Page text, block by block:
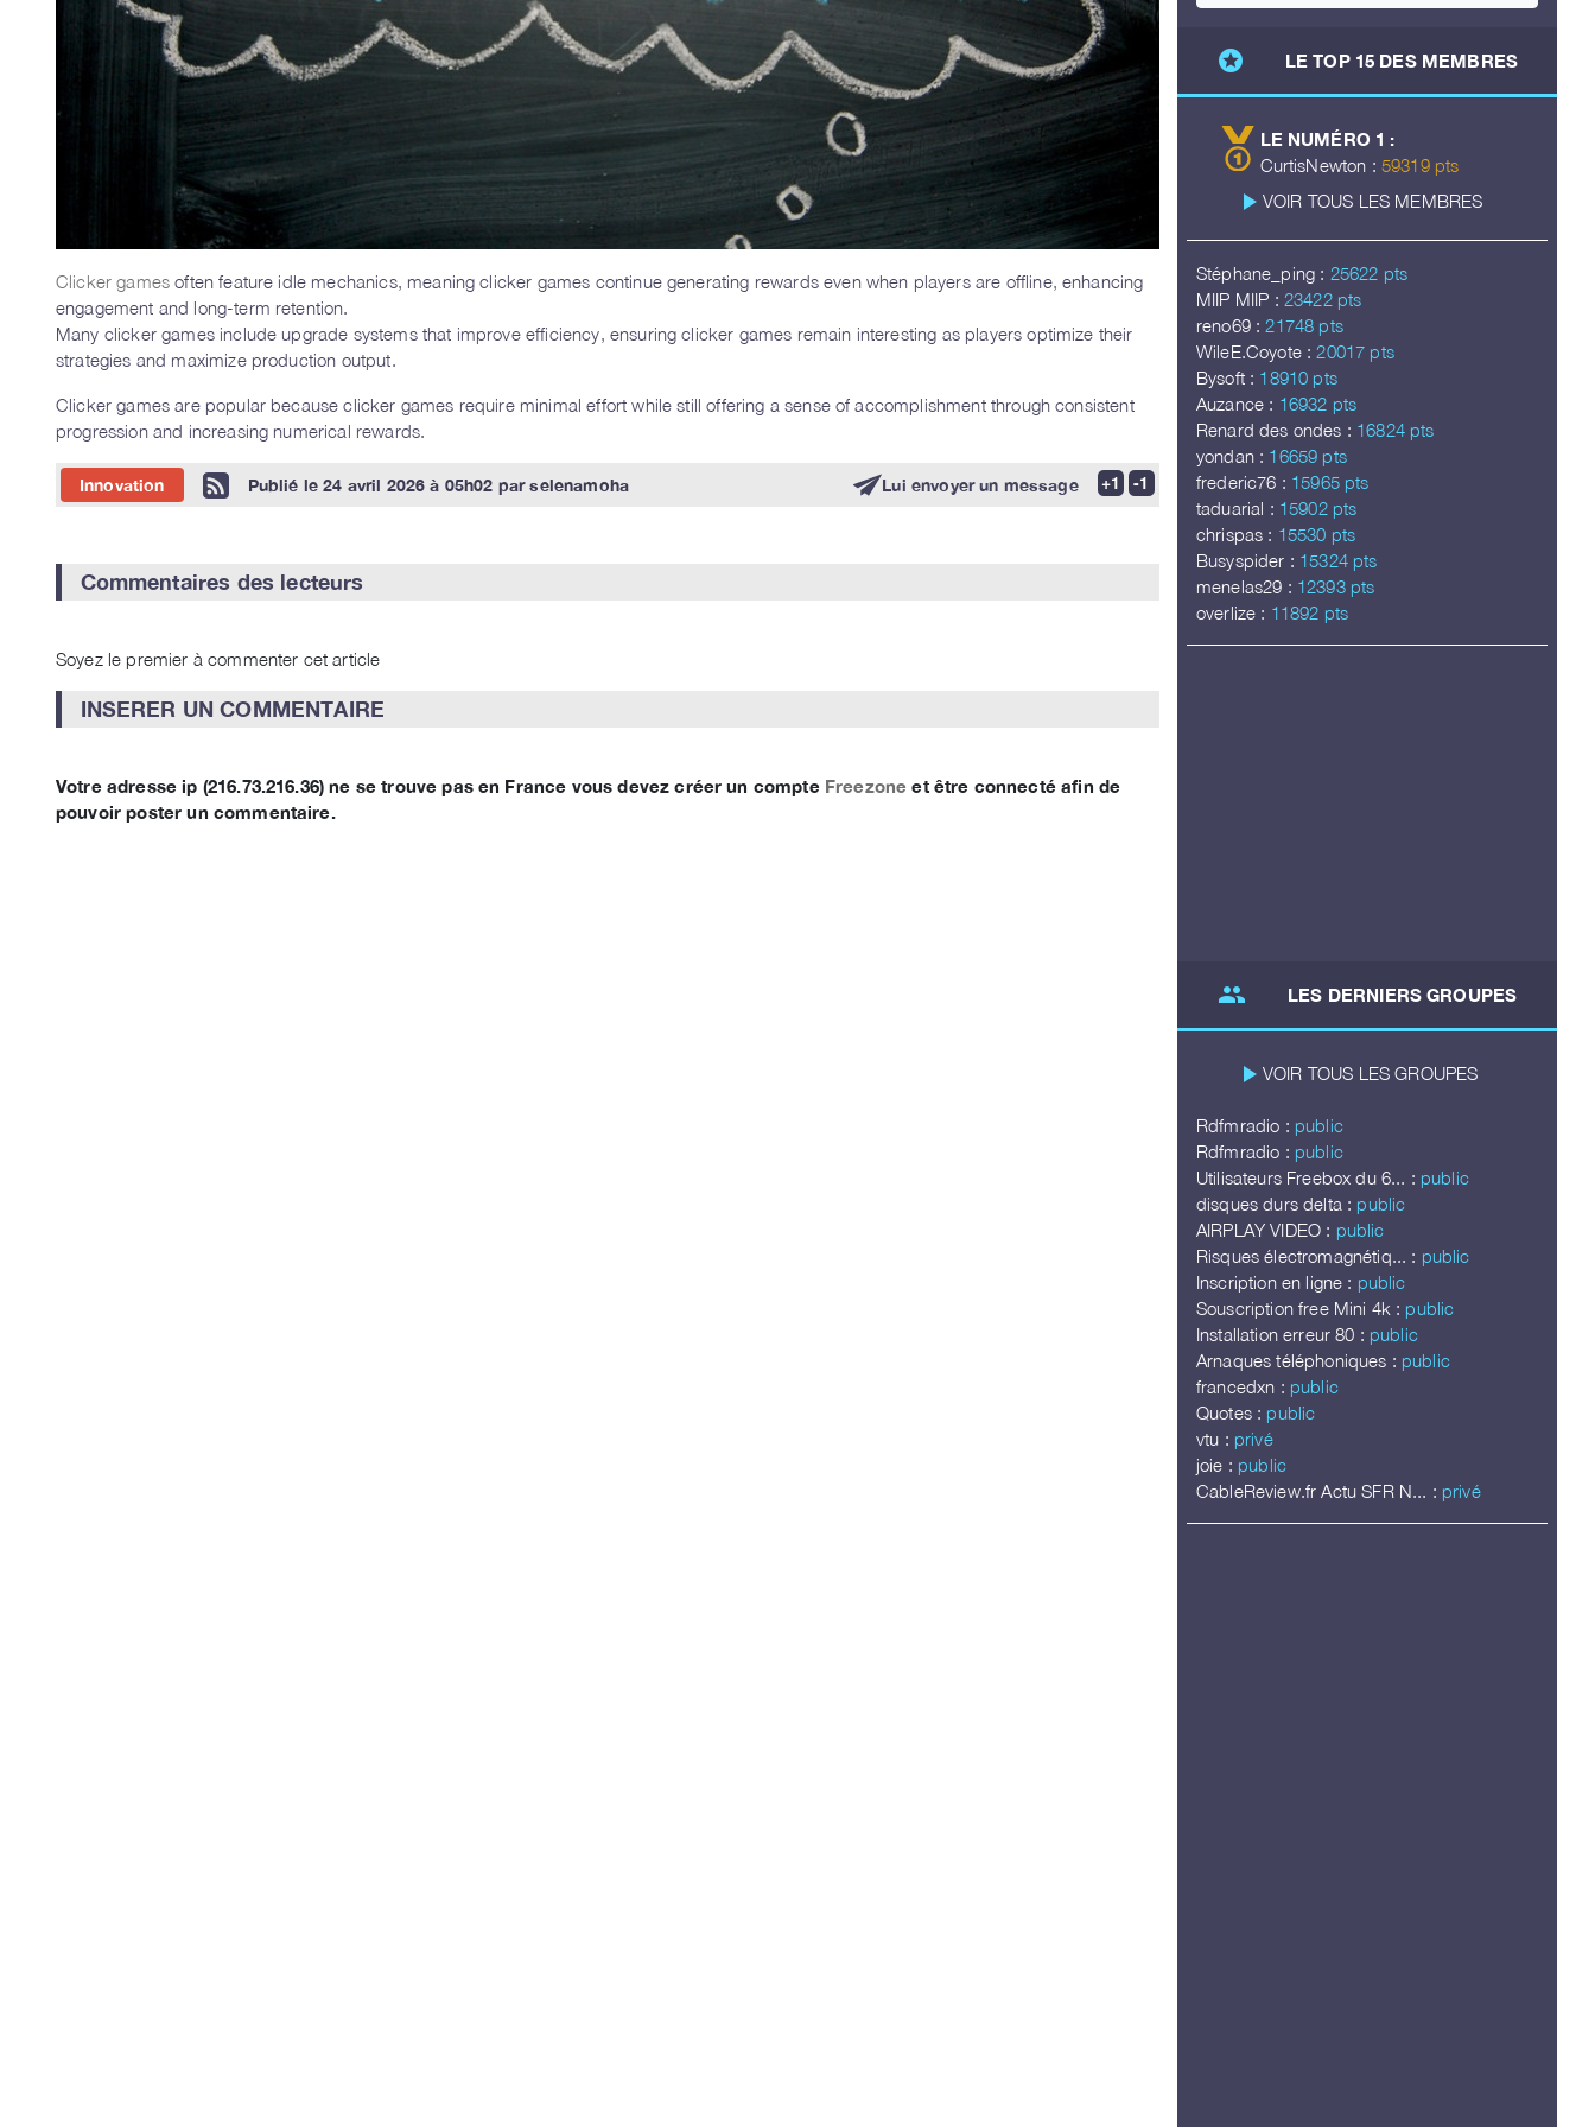
stars LE TOP 15 DES MEMBRES
LE NUMÉRO 1 :
CurtisNewton : 59319 pts
play_arrow VOIR TOUS LES MEMBRES
Stéphane_ping : 25622 pts
MIIP MIIP : 23422 pts
reno69 : 21748 pts
WileE.Coyote : 20017 pts
Bysoft : 18910 pts
Auzance : 16932 pts
Renard des ondes : 16824 pts
yondan : 16659 pts
frederic76 : 15965 pts
taduarial : 15902 pts
chrispas : 15530 pts
Busyspider : 15324 pts
menelas29 : 12393 pts
overlize : 11892 pts
group LES DERNIERS GROUPES
play_arrow VOIR TOUS LES GROUPES
Rdfmradio : public
Rdfmradio : public
Utilisateurs Freebox du 6... : public
disques durs delta : public
AIRPLAY VIDEO : public
Risques électromagnétiq... : public
Inscription en ligne : public
Souscription free Mini 4k : public
Installation erreur 80 : public
Arnaques téléphoniques : public
francedxn : public
Quotes : public
vtu : privé
joie : public
CableReview.fr Actu SFR N... : privé
Clicker games often feature idle mechanics, meaning clicker games continue generating rewards even when players are offline, enhancing
engagement and long-term retention.
Many clicker games include upgrade systems that improve efficiency, ensuring clicker games remain interesting as players optimize their
strategies and maximize production output.
Clicker games are popular because clicker games require minimal effort while still offering a sense of accomplishment through consistent
progression and increasing numerical rewards.
Innovation Publié le24 avril 2026 à 05h02 parselenamoha Lui envoyer un message
Commentaires des lecteurs
Soyez le premier à commenter cet article
INSERER UN COMMENTAIRE
Votre adresse ip (216.73.216.36) ne se trouve pas en France vous devez créer un compte Freezone et être connecté afin de
pouvoir poster un commentaire.